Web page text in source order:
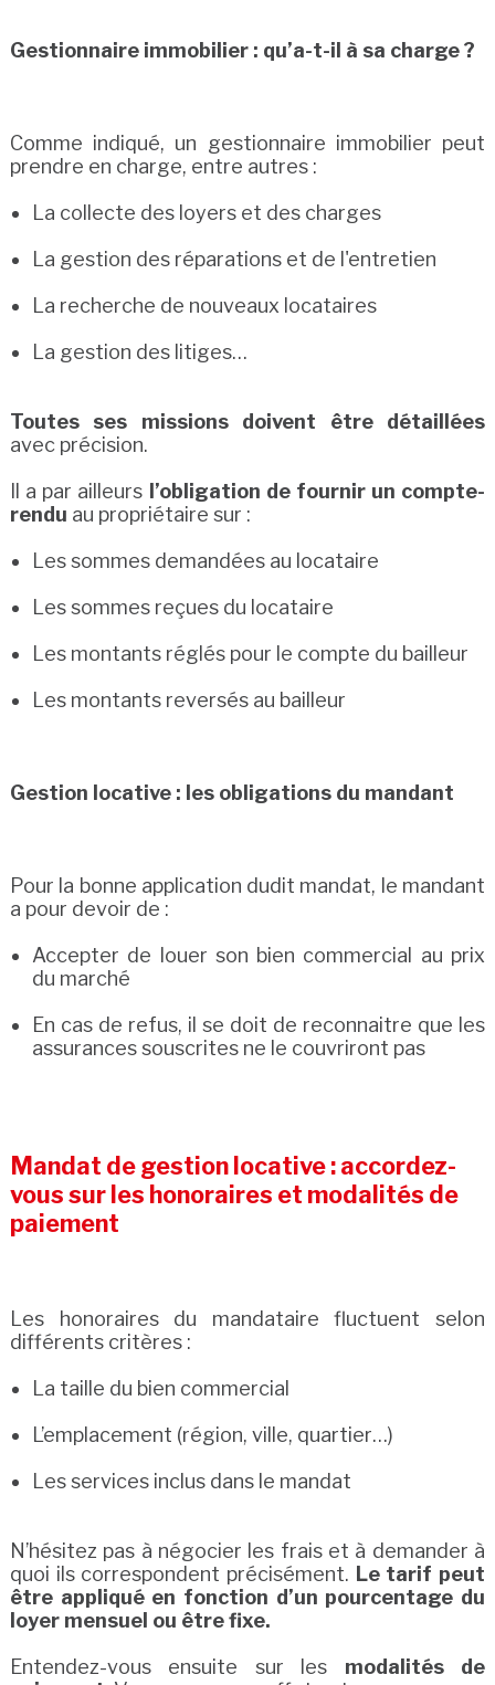
Gestionnaire immobilier : qu’a-t-il à sa charge ?
Comme indiqué, un gestionnaire immobilier peut
prendre en charge, entre autres :
La collecte des loyers et des charges
La gestion des réparations et de l'entretien
La recherche de nouveaux locataires
La gestion des litiges…
Toutes ses missions doivent être détaillées
avec précision.
Il a par ailleurs l’obligation de fournir un compte-
rendu au propriétaire sur :
Les sommes demandées au locataire
Les sommes reçues du locataire
Les montants réglés pour le compte du bailleur
Les montants reversés au bailleur
Gestion locative : les obligations du mandant
Pour la bonne application dudit mandat, le mandant
a pour devoir de :
Accepter de louer son bien commercial au prix
du marché
En cas de refus, il se doit de reconnaitre que les
assurances souscrites ne le couvriront pas
Mandat de gestion locative : accordez-
vous sur les honoraires et modalités de
paiement
Les honoraires du mandataire fluctuent selon
différents critères :
La taille du bien commercial
L’emplacement (région, ville, quartier…)
Les services inclus dans le mandat
N’hésitez pas à négocier les frais et à demander à
quoi ils correspondent précisément. Le tarif peut
être appliqué en fonction d’un pourcentage du
loyer mensuel ou être fixe.
Entendez-vous ensuite sur les modalités de